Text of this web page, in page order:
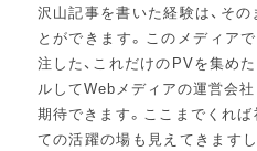
沢山記事を書いた経験は、そ
とができます。このメディア
注した、これだけのPVを集め
ルしてWebメディアの運営会
期待できます。ここまでくれ
ての活躍の場も見えてきます